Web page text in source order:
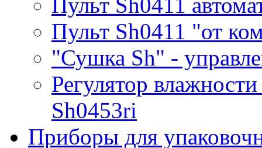
Пульт Sh0411
Пульт Sh0411 "от
"Сушка Sh" -
Регулятор
Sh0453ri
Приборы для